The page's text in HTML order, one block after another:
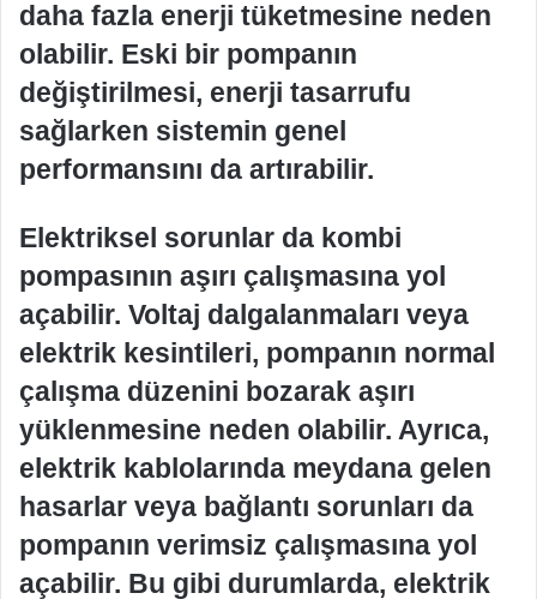
daha fazla enerji tüketmesine neden
olabilir. Eski bir pompanın
değiştirilmesi, enerji tasarrufu
sağlarken sistemin genel
performansını da artırabilir.
Elektriksel sorunlar da kombi
pompasının aşırı çalışmasına yol
açabilir. Voltaj dalgalanmaları veya
elektrik kesintileri, pompanın normal
çalışma düzenini bozarak aşırı
yüklenmesine neden olabilir. Ayrıca,
elektrik kablolarında meydana gelen
hasarlar veya bağlantı sorunları da
pompanın verimsiz çalışmasına yol
açabilir. Bu gibi durumlarda, elektrik